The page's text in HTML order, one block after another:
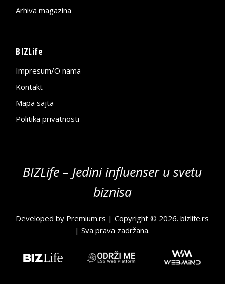
Arhiva magazina
BIZLife
Impresum/O nama
Kontakt
Mapa sajta
Politika privatnosti
BIZLife – Jedini influenser u svetu
biznisa
Developed by Premium.rs | Copyright © 2026.bizlife.rs
| Sva prava zadržana.